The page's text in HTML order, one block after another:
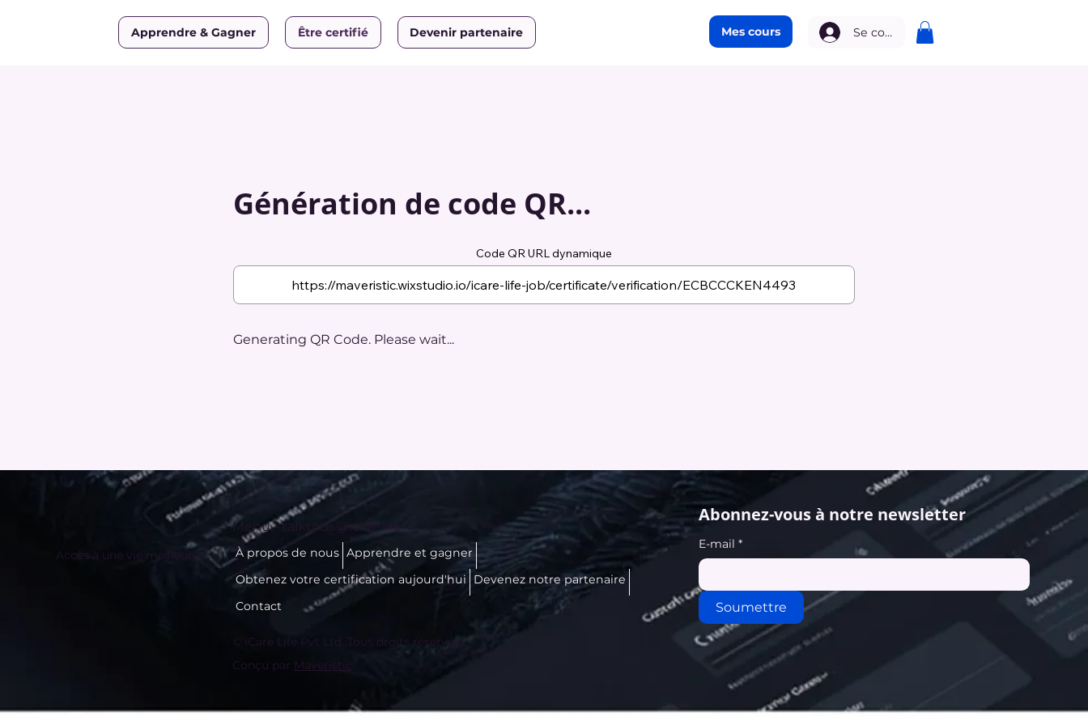
Apprendre & Gagner Être certifié Devenir partenaire Mes cours Se connecter
Génération de code QR...
Code QR URL dynamique
Generating QR Code. Please wait...
Accès à une vie meilleure
Menu -talktous@icare.life
À propos de nous Apprendre et gagner
Obtenez votre certification aujourd'hui
Devenez notre partenaire
Contact
© iCare Life Pvt Ltd. Tous droits réservés.
Conçu par Maveristic
Abonnez-vous à notre newsletter
E-mail *
Soumettre